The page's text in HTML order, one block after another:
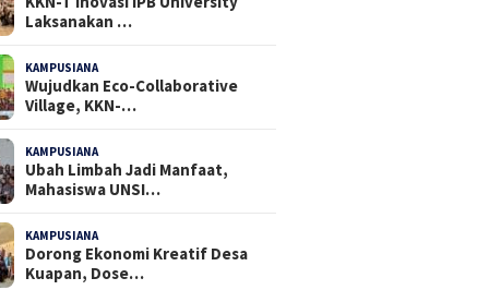
Laksanakan …
KAMPUSIANA
Wujudkan Eco-Collaborative
Village, KKN-…
KAMPUSIANA
Ubah Limbah Jadi Manfaat,
Mahasiswa UNSI…
KAMPUSIANA
Dorong Ekonomi Kreatif Desa
Kuapan, Dose…